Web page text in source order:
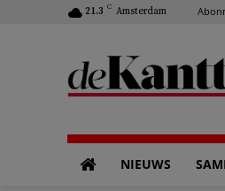
21.3 C Amsterdam
NIEUWS